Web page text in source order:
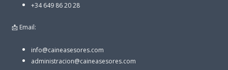
+34 649 86 20 28
📩 Email:
info@caineasesores.com
administracion@caineasesores.com